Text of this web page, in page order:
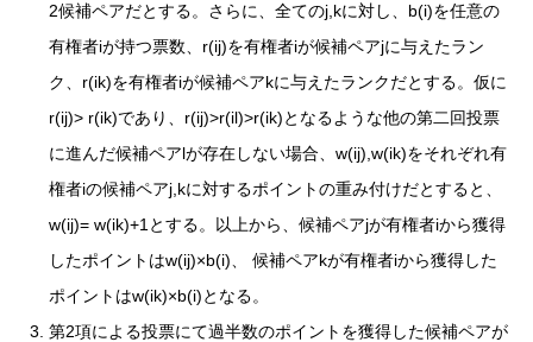
2候補ペアだとする。さらに、全てのj,kに対し、b(i)を任意の
有権者iが持つ票数、r(ij)を有権者iが候補ペアjに与えたラン
ク、r(ik)を有権者iが候補ペアkに与えたランクだとする。仮に
r(ij)> r(ik)であり、r(ij)>r(il)>r(ik)となるような他の第二回投票
に進んだ候補ペアlが存在しない場合、w(ij),w(ik)をそれぞれ有
権者iの候補ペアj,kに対するポイントの重み付けだとすると、
w(ij)= w(ik)+1とする。以上から、候補ペアjが有権者iから獲得
したポイントはw(ij)×b(i)、 候補ペアkが有権者iから獲得した
ポイントはw(ik)×b(i)となる。
第2項による投票にて過半数のポイントを獲得した候補ペアが